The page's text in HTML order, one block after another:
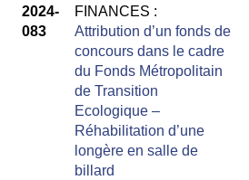
2024-
083
FINANCES :
Attribution d’un fonds de
concours dans le cadre
du Fonds Métropolitain
de Transition
Ecologique –
Réhabilitation d’une
longère en salle de
billard